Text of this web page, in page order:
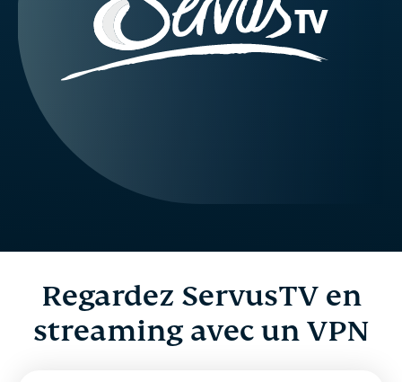
Regardez ServusTV en
streaming avec un VPN